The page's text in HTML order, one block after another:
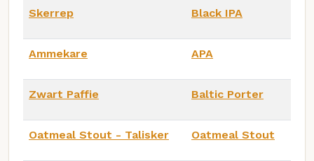
Skerrep Black IPA
Ammekare APA
Zwart Paffie Baltic Porter
Oatmeal Stout - Talisker Oatmeal Stout